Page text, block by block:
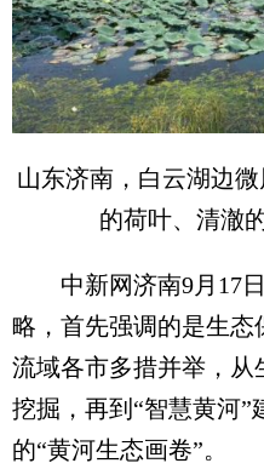
山东济南，白云湖边
的荷叶、清澈
中新网济南9月17日
略，首先强调的是生
流域各市多措并举，
挖掘，再到“智慧黄河
的“黄河生态画卷”。